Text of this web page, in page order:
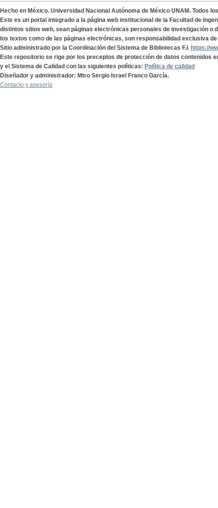
Hecho en México. Universidad Nacional Autónoma de México UNAM. Todos
Este es un portal integrado a la página web institucional de la Facultad de
distintos sitios web, sean páginas electrónicas personales de investigación o
los textos como de las páginas electrónicas, son responsabilidad exclusiva
Sitio administrado por la Coordinación del Sistema de Bibliotecas F.I. https://
Este repositorio se rige por los preceptos de protección de datos contenidos
y el Sistema de Calidad con las siguientes políticas: Política de calidad
Diseñador y administrador: Mtro Sergio Israel Franco García.
Contacto y asesoría